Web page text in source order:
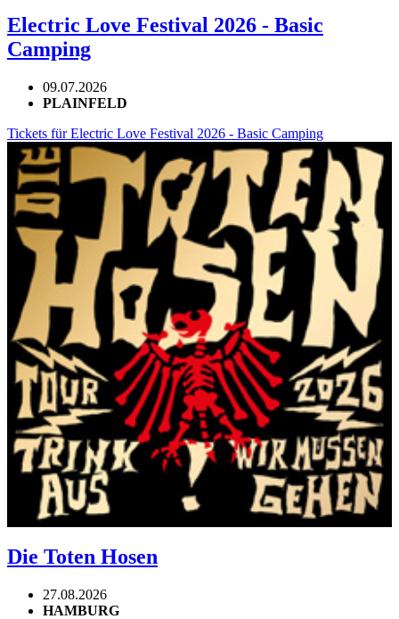
Electric Love Festival 2026 - Basic
Camping
09.07.2026
PLAINFELD
Tickets für Electric Love Festival 2026 - Basic Camping
Die Toten Hosen
27.08.2026
HAMBURG